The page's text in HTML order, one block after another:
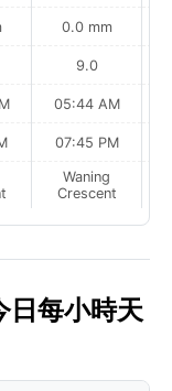
0.0 mm
9.0
05:44 AM
07:45 PM
Waning
Crescent
日每小時天